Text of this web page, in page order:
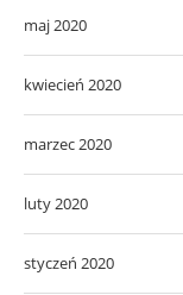
maj 2020
kwiecień 2020
marzec 2020
luty 2020
styczeń 2020